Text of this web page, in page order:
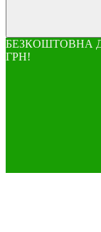
БЕЗКОШТОВНА
ГРН!